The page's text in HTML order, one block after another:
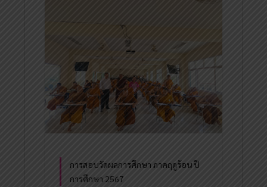
การสอบวัดผลการศึกษา ภาคฤดูร้อน ปี
การศึกษา 2567